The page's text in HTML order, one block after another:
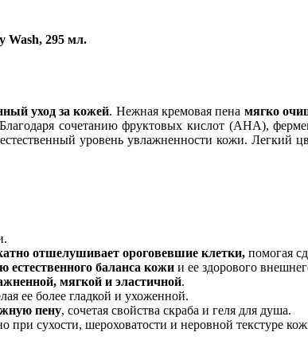
295 мл.
уход за кожей. Нежная кремовая пена мягко
сочетанию фруктовых кислот (AHA),
уровень увлажненности кожи. Легкий
отшелушивает ороговевшие клетки, помогая
естественного баланса кожи и ее здорового
мягкой и эластичной.
ее более гладкой и ухоженной.
пену, сочетая свойства скраба и геля для душа.
при сухости, шероховатости и неровной текстуре